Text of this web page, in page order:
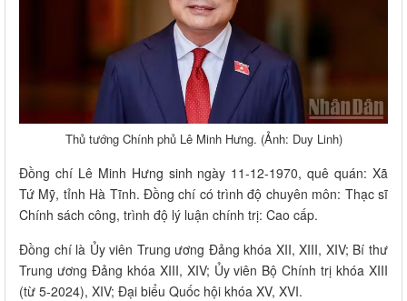
Thủ tướng Chính phủ Lê Minh Hưng. (Ảnh: Duy Linh)
Đồng chí Lê Minh Hưng sinh ngày 11-12-1970, quê quán: Xã
Tứ Mỹ, tỉnh Hà Tĩnh. Đồng chí có trình độ chuyên môn: Thạc sĩ
Chính sách công, trình độ lý luận chính trị: Cao cấp.
Đồng chí là Ủy viên Trung ương Đảng khóa XII, XIII, XIV; Bí thư
Trung ương Đảng khóa XIII, XIV; Ủy viên Bộ Chính trị khóa XIII
(từ 5-2024), XIV; Đại biểu Quốc hội khóa XV, XVI.